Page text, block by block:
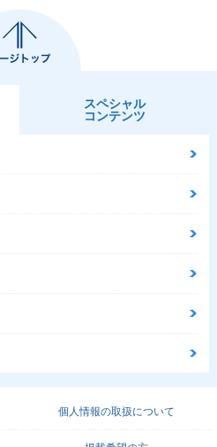
スペシャル
コンテンツ
個人情報の取扱について